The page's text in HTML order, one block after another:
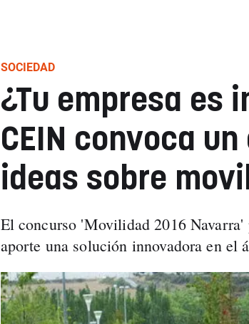
SOCIEDAD
¿Tu empresa es
CEIN convoca
ideas sobre
El concurso 'Movilidad 2016
aporte una solución innovadora en el